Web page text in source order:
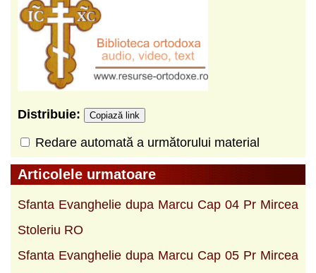
Distribuie: Copiază link
Redare automată a următorului material
Articolele urmatoare
Sfanta Evanghelie dupa Marcu Cap 04 Pr Mircea
Stoleriu RO
Sfanta Evanghelie dupa Marcu Cap 05 Pr Mircea